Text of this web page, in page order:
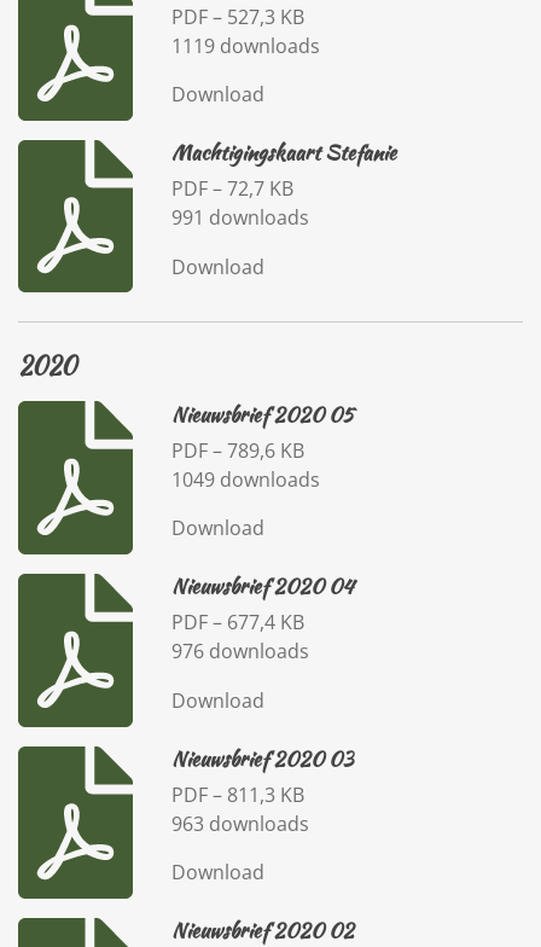
PDF – 527,3 KB
1119 downloads
Download
Machtigingskaart Stefanie
PDF – 72,7 KB
991 downloads
Download
2020
Nieuwsbrief 2020 05
PDF – 789,6 KB
1049 downloads
Download
Nieuwsbrief 2020 04
PDF – 677,4 KB
976 downloads
Download
Nieuwsbrief 2020 03
PDF – 811,3 KB
963 downloads
Download
Nieuwsbrief 2020 02